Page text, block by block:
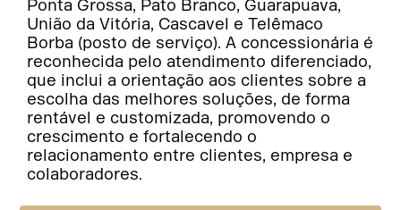
Ponta Grossa, Pato Branco, Guarapuava,
União da Vitória, Cascavel e Telêmaco
Borba (posto de serviço). A concessionária é
reconhecida pelo atendimento diferenciado,
que inclui a orientação aos clientes sobre a
escolha das melhores soluções, de forma
rentável e customizada, promovendo o
crescimento e fortalecendo o
relacionamento entre clientes, empresa e
colaboradores.